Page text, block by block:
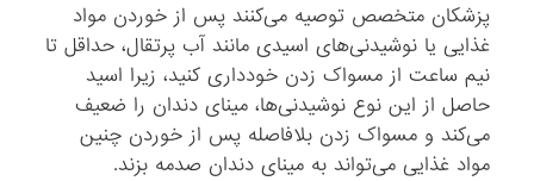
پزشکان متخصص توصیه می‌کنند پس از خوردن مواد
غذایی یا نوشیدنی‌های اسیدی مانند آب پرتقال، حداقل تا
نیم ساعت از مسواک زدن خودداری کنید، زیرا اسید
حاصل از این نوع نوشیدنی‌ها، مینای دندان را ضعیف
می‌کند و مسواک زدن بلافاصله پس از خوردن چنین
مواد غذایی می‌تواند به مینای دندان صدمه بزند.